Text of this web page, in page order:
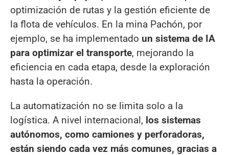
optimización de rutas y la gestión eficiente de
la flota de vehículos. En la mina Pachón, por
ejemplo, se ha implementado un sistema de IA
para optimizar el transporte, mejorando la
eficiencia en cada etapa, desde la exploración
hasta la operación.
La automatización no se limita solo a la
logística. A nivel internacional, los sistemas
autónomos, como camiones y perforadoras,
están siendo cada vez más comunes, gracias a